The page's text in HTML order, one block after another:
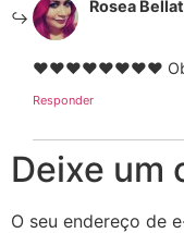
Rosea
♥♥♥♥♥♥♥♥
Responder
Deixe um
O seu endereço de